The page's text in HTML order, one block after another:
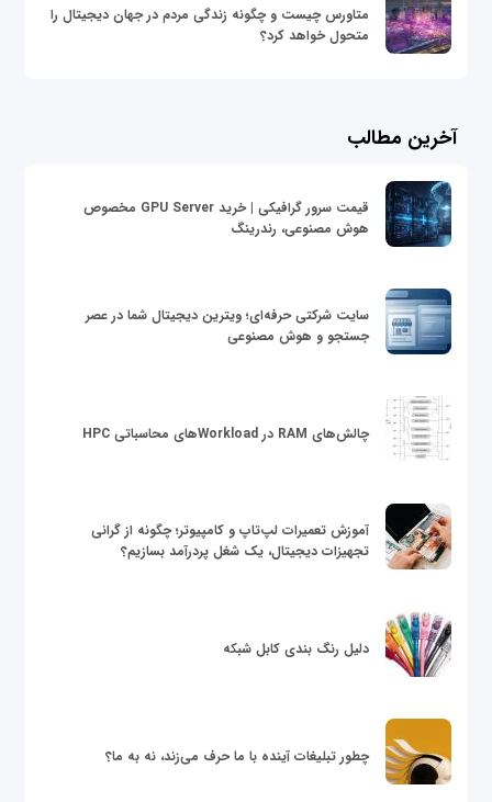
متاورس چیست و چگونه زندگی مردم در جهان دیجیتال را
متحول خواهد کرد؟
آخرین مطالب
قیمت سرور گرافیکی | خرید GPU Server مخصوص
هوش مصنوعی، رندرینگ
سایت شرکتی حرفه‌ای؛ ویترین دیجیتال شما در عصر
جستجو و هوش مصنوعی
چالش‌های RAM در Workloadهای محاسباتی HPC
آموزش تعمیرات لپ‌تاپ و کامپیوتر؛ چگونه از گرانی
تجهیزات دیجیتال، یک شغل پردرآمد بسازیم؟
دلیل رنگ بندی کابل شبکه
چطور تبلیغات آینده با ما حرف می‌زند، نه به ما؟